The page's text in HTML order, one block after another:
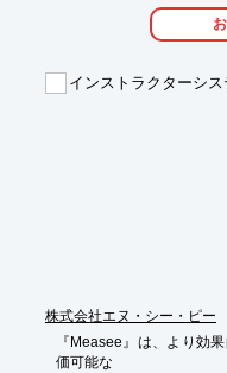
これからも皆様の伴走者
■医療用機械の研究開発
※詳しくはPDF資料をご
さい。
インストラクターシ
株式会社エヌ・シー・ピー
『Measee』は、より効
価可能な